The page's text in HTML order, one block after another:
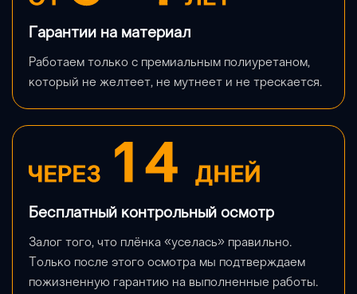
Гарантии на материал
Работаем только с премиальным полиуретаном,
который не желтеет, не мутнеет и не трескается.
Бесплатный контрольный осмотр
Залог того, что плёнка «уселась» правильно.
Только после этого осмотра мы подтверждаем
пожизненную гарантию на выполненные работы.